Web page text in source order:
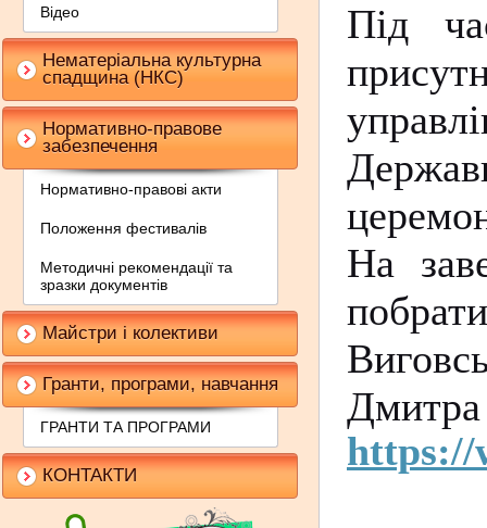
Відео
Нематеріальна культурна
спадщина (НКС)
Нормативно-правове
забезпечення
Нормативно-правові акти
Положення фестивалів
Методичні рекомендації та
зразки документів
Майстри і колективи
Гранти, програми, навчання
ГРАНТИ ТА ПРОГРАМИ
КОНТАКТИ
Під
На
Дмитра
https://